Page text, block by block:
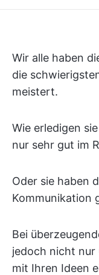
Wir alle haben
die
meistert.
Wie erledigen
nur sehr gut im
Oder sie haben
Kommunikation
Bei
jedoch nicht nur
mit Ihren Ideen